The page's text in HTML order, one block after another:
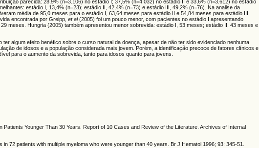
parecida: 28,9% (n=3.106) no estádio I; 37,5% (n=4.032) no estádio II e 33,6% (n=3.612) no estádio
estádio I, 13,4% (n=23); estádio II, 42,4% (n=73) e estádio III, 49,2% (n=76). Na analise da
média de 95,0 meses para o estádio I, 63,64 meses para estádio II e 54,84 meses para estádio III,
encontrada por Greipp,et al(2005) foi um pouco menor, com pacientes no estádio I apresentando
meses. Hungria (2005) também apresentou menor sobrevida: estádio I, 53 meses; estádio II, 43 meses e
algum efeito benéfico sobre o curso natural da doença, apesar de não ter sido evidenciado nenhuma
de idosos e a população considerada mais jovem. Porém, a identificação precoce de fatores clínicos e
para o aumento da sobrevida, tanto para idosos quanto para jovens.
Younger Than 30 Years. Report of 10 Cases and Review of the Literature. Archives of Internal
72 patients with multiple myeloma who were younger than 40 years. Br J Hematol 1996; 93: 345-51.